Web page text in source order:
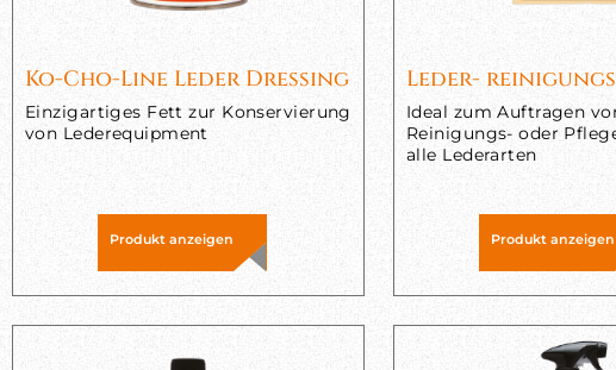
Ko-Cho-Line Leder Dressing
Einzigartiges Fett zur Konservierung
von Lederequipment
Produkt anzeigen
Leder-
Ideal zum Auftragen
Reinigungs- oder
alle Lederarten
Produkt anzeigen